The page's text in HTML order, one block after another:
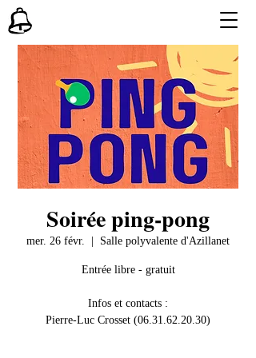
Soirée ping-pong
mer. 26 févr. Salle polyvalente d'Azillanet
Entrée libre - gratuit
Infos et contacts :
Pierre-Luc Crosset (06.31.62.20.30)